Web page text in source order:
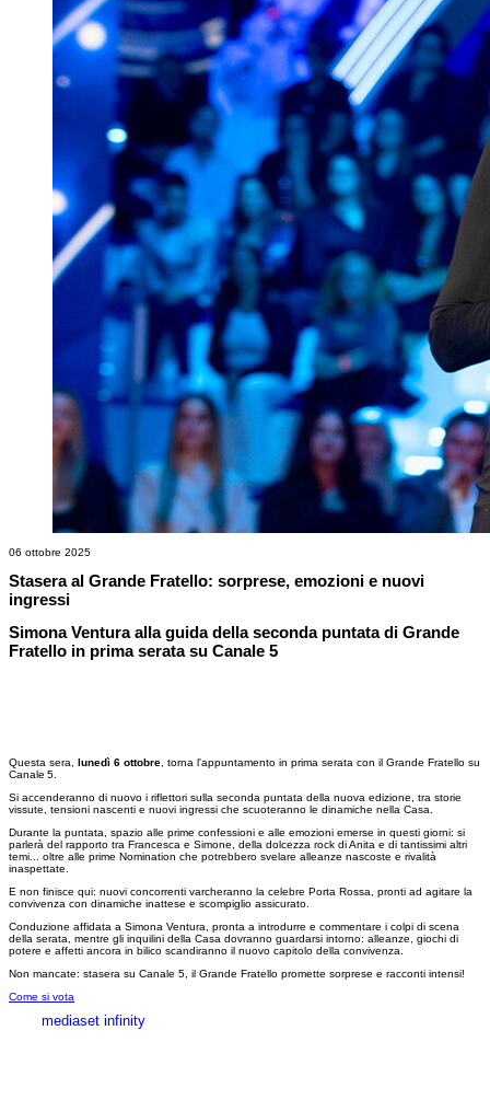
06 ottobre 2025
Stasera al Grande Fratello: sorprese, emozioni e nuovi
ingressi
Simona Ventura alla guida della seconda puntata di Grande
Fratello in prima serata su Canale 5
Questa sera, lunedì 6 ottobre, torna l'appuntamento in prima serata con il Grande Fratello su
Canale 5.
Si accenderanno di nuovo i riflettori sulla seconda puntata della nuova edizione, tra storie
vissute, tensioni nascenti e nuovi ingressi che scuoteranno le dinamiche nella Casa.
Durante la puntata, spazio alle prime confessioni e alle emozioni emerse in questi giorni: si
parlerà del rapporto tra Francesca e Simone, della dolcezza rock di Anita e di tantissimi altri
temi... oltre alle prime Nomination che potrebbero svelare alleanze nascoste e rivalità
inaspettate.
E non finisce qui: nuovi concorrenti varcheranno la celebre Porta Rossa, pronti ad agitare la
convivenza con dinamiche inattese e scompiglio assicurato.
Conduzione affidata a Simona Ventura, pronta a introdurre e commentare i colpi di scena
della serata, mentre gli inquilini della Casa dovranno guardarsi intorno: alleanze, giochi di
potere e affetti ancora in bilico scandiranno il nuovo capitolo della convivenza.
Non mancate: stasera su Canale 5, il Grande Fratello promette sorprese e racconti intensi!
Come si vota
mediaset infinity